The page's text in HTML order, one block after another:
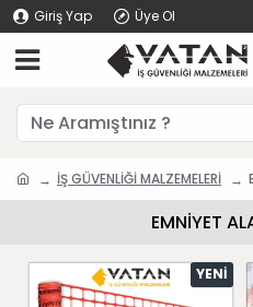
Giriş Yap Üye Ol
İŞ GÜVENLİĞİ MALZEMELERİ
EMNİYET
YENI